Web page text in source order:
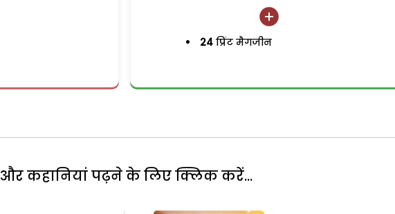
24 प्रिंट मैगजीन
और कहानियां पढ़ने के लिए क्लिक करें...